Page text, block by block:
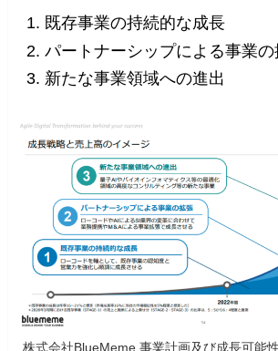
既存事業の持続的な成長
パートナーシップによる事業の
新たな事業領域への進出
株式会社BlueMeme 事業計画及び成長可能